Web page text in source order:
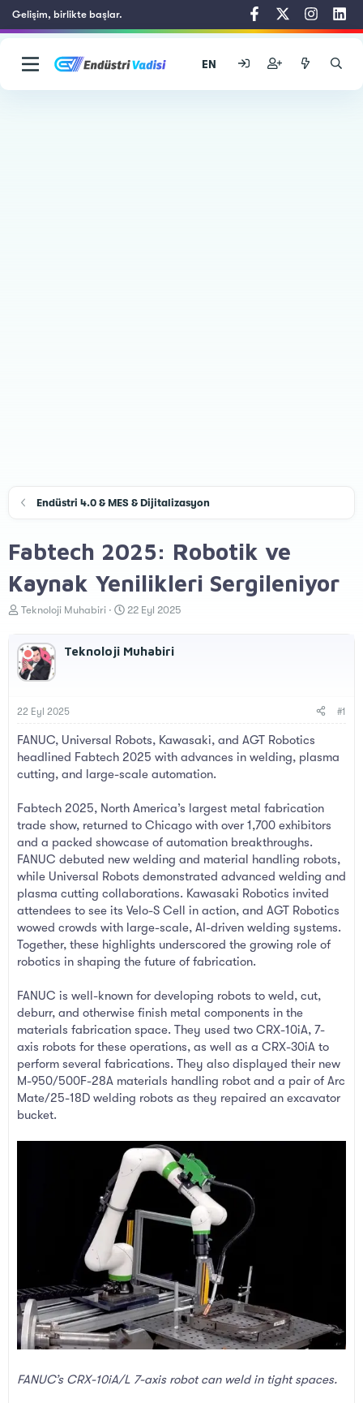
Gelişim, birlikte başlar.
EN
Endüstri 4.0 & MES & Dijitalizasyon
Fabtech 2025: Robotik ve
Kaynak Yenilikleri Sergileniyor
K
u
y
u
a
l
a
t
Teknoloji Muhabiri
B
l
t
a
r
i
22 Eyl 2025
Teknoloji Muhabiri
22 Eyl 2025 #1
FANUC, Universal Robots, Kawasaki, and AGT Robotics
headlined Fabtech 2025 with advances in welding, plasma
cutting, and large-scale automation.
Fabtech 2025, North America’s largest metal fabrication
trade show, returned to Chicago with over 1,700 exhibitors
and a packed showcase of automation breakthroughs.
FANUC debuted new welding and material handling robots,
while Universal Robots demonstrated advanced welding and
plasma cutting collaborations. Kawasaki Robotics invited
attendees to see its Velo-S Cell in action, and AGT Robotics
wowed crowds with large-scale, AI-driven welding systems.
Together, these highlights underscored the growing role of
robotics in shaping the future of fabrication.
FANUC is well-known for developing robots to weld, cut,
deburr, and otherwise finish metal components in the
materials fabrication space. They used two CRX-10iA, 7-
axis robots for these operations, as well as a CRX-30iA to
perform several fabrications. They also displayed their new
M-950/500F-28A materials handling robot and a pair of Arc
Mate/25-18D welding robots as they repaired an excavator
bucket.
FANUC’s CRX-10iA/L 7-axis robot can weld in tight spaces.